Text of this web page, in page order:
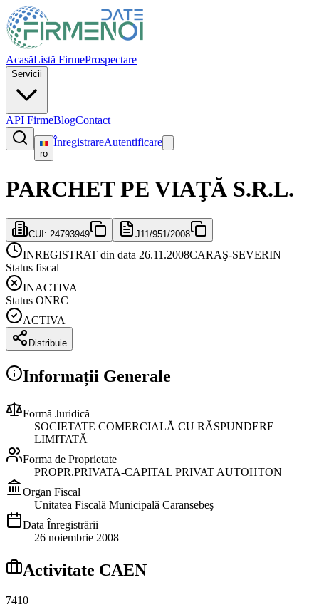
AcasăListă FirmeProspectare
Servicii
API FirmeBlogContact
ro
ÎnregistrareAutentificare
PARCHET PE VIAŢĂ S.R.L.
CUI: 24793949 J11/951/2008
INREGISTRAT din data 26.11.2008CARAŞ-SEVERIN
Status fiscal
INACTIVA
Status ONRC
ACTIVA
Distribuie
Informații Generale
Formă Juridică
SOCIETATE COMERCIALĂ CU RĂSPUNDERE
LIMITATĂ
Forma de Proprietate
PROPR.PRIVATA-CAPITAL PRIVAT AUTOHTON
Organ Fiscal
Unitatea Fiscală Municipală Caransebeş
Data Înregistrării
26 noiembrie 2008
Activitate CAEN
7410